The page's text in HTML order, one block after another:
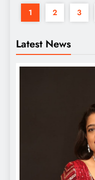
Latest News
1 2 3